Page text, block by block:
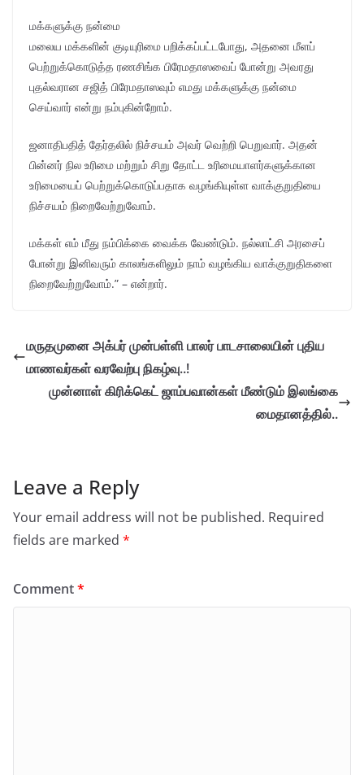
மக்களுக்கு நன்மை
மலைய மக்களின் குடியுரிமை பறிக்கப்பட்டபோது, அதனை மீளப்
பெற்றுக்கொடுத்த ரணசிங்க பிரேமதாஸவைப் போன்று அவரது
புதல்வரான சஜித் பிரேமதாஸவும் எமது மக்களுக்கு நன்மை
செய்வார் என்று நம்புகின்றோம்.
ஜனாதிபதித் தேர்தலில் நிச்சயம் அவர் வெற்றி பெறுவார். அதன்
பின்னர் நில உரிமை மற்றும் சிறு தோட்ட உரிமையாளர்களுக்கான
உரிமையைப் பெற்றுக்கொடுப்பதாக வழங்கியுள்ள வாக்குறுதியை
நிச்சயம் நிறைவேற்றுவோம்.
மக்கள் எம் மீது நம்பிக்கை வைக்க வேண்டும். நல்லாட்சி அரசைப்
போன்று இனிவரும் காலங்களிலும் நாம் வழங்கிய வாக்குறுதிகளை
நிறைவேற்றுவோம்.” – என்றார்.
மருதமுனை அக்பர் முன்பள்ளி பாலர் பாடசாலையின் புதிய
மாணவர்கள் வரவேற்பு நிகழ்வு..!
முன்னாள் கிரிக்கெட் ஜாம்பவான்கள் மீண்டும் இலங்கை
மைதானத்தில்..
Leave a Reply
Your email address will not be published. Required
fields are marked *
Comment*